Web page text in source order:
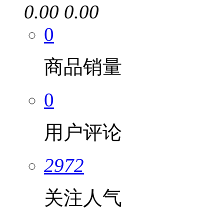
0.00 0.00
0
商品销量
0
用户评论
2972
关注人气